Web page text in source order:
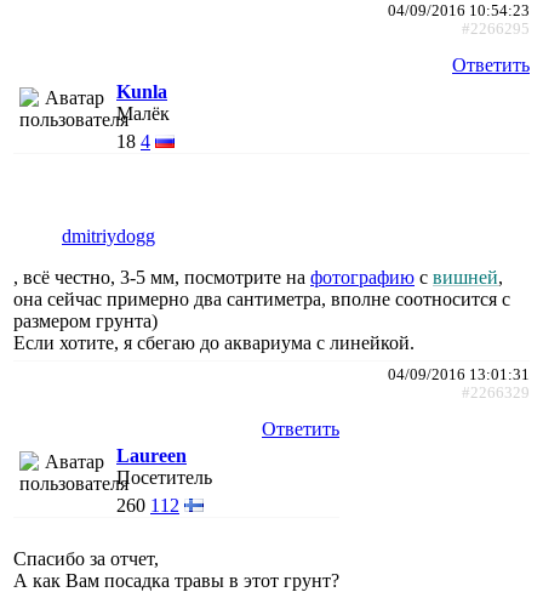
04/09/2016 10:54:23
#2266295
Ответить
Kunla
Малёк
18 4
dmitriydogg
, всё честно, 3-5 мм, посмотрите на фотографию с вишней,
она сейчас примерно два сантиметра, вполне соотносится с
размером грунта)
Если хотите, я сбегаю до аквариума с линейкой.
04/09/2016 13:01:31
#2266329
Ответить
Laureen
Посетитель
260 112
Спасибо за отчет,
А как Вам посадка травы в этот грунт?